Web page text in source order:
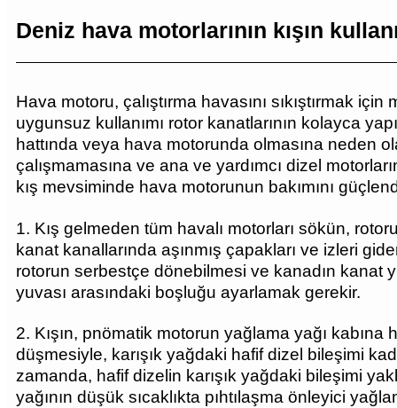
Deniz hava motorlarının kışın
Hava motoru, çalıştırma havasını sıkıştırmak
uygunsuz kullanımı rotor kanatlarının kolayca
hattında veya hava motorunda olmasına neden
çalışmamasına ve ana ve yardımcı dizel
kış mevsiminde hava motorunun bakımını
1. Kış gelmeden tüm havalı motorları sökün,
kanat kanallarında aşınmış çapakları ve izleri
rotorun serbestçe dönebilmesi ve kanadın kanat
yuvası arasındaki boşluğu ayarlamak gerekir.
2. Kışın, pnömatik motorun yağlama yağı kabına
düşmesiyle, karışık yağdaki hafif dizel bileşimi
zamanda, hafif dizelin karışık yağdaki bileşimi
yağının düşük sıcaklıkta pıhtılaşma önleyici